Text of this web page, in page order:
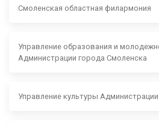
Смоленская областная филармония
Управление образования и
Администрации города Смоленска
Управление культуры